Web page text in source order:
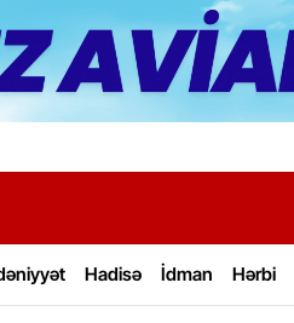
Hadisə İdman Hərbi